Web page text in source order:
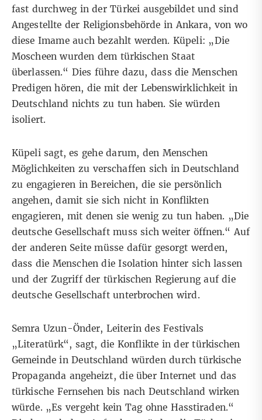
fast durchweg in der Türkei ausgebildet und sind
Angestellte der Religionsbehörde in Ankara, von wo
diese Imame auch bezahlt werden. Küpeli: „Die
Moscheen wurden dem türkischen Staat
überlassen.“ Dies führe dazu, dass die Menschen
Predigen hören, die mit der Lebenswirklichkeit in
Deutschland nichts zu tun haben. Sie würden
isoliert.
Küpeli sagt, es gehe darum, den Menschen
Möglichkeiten zu verschaffen sich in Deutschland
zu engagieren in Bereichen, die sie persönlich
angehen, damit sie sich nicht in Konflikten
engagieren, mit denen sie wenig zu tun haben. „Die
deutsche Gesellschaft muss sich weiter öffnen.“ Auf
der anderen Seite müsse dafür gesorgt werden,
dass die Menschen die Isolation hinter sich lassen
und der Zugriff der türkischen Regierung auf die
deutsche Gesellschaft unterbrochen wird.
Semra Uzun-Önder, Leiterin des Festivals
„Literatürk“, sagt, die Konflikte in der türkischen
Gemeinde in Deutschland würden durch türkische
Propaganda angeheizt, die über Internet und das
türkische Fernsehen bis nach Deutschland wirken
würde. „Es vergeht kein Tag ohne Hasstiraden.“